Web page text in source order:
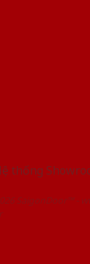
thống
SaigonDoor™ -